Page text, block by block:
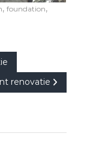
,foundation,
renovatie